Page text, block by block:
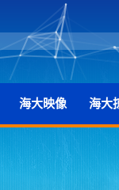
海大映像 海大